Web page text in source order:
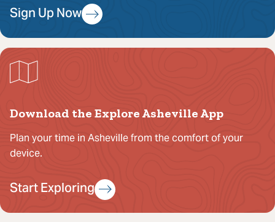
Sign Up Now
Download the Explore Asheville App
Plan your time in Asheville from the comfort of your
device.
Start Exploring